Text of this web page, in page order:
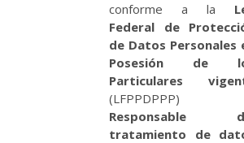
conforme a la
Federal de
de Datos Personales
Posesión de
Particulares
(LFPPDPPP)
Responsable
tratamiento de